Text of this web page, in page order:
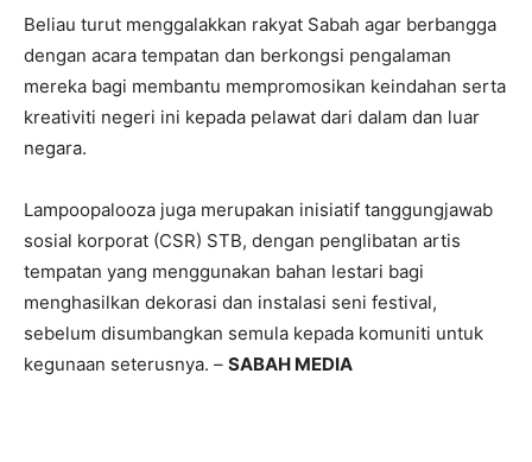
Beliau turut menggalakkan rakyat Sabah agar berbangga
dengan acara tempatan dan berkongsi pengalaman
mereka bagi membantu mempromosikan keindahan serta
kreativiti negeri ini kepada pelawat dari dalam dan luar
negara.
Lampoopalooza juga merupakan inisiatif tanggungjawab
sosial korporat (CSR) STB, dengan penglibatan artis
tempatan yang menggunakan bahan lestari bagi
menghasilkan dekorasi dan instalasi seni festival,
sebelum disumbangkan semula kepada komuniti untuk
kegunaan seterusnya. – SABAH MEDIA